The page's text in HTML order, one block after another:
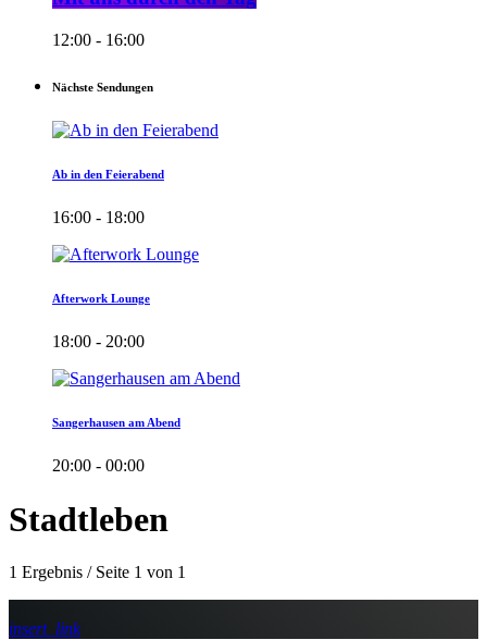
12:00 - 16:00
Nächste Sendungen
Ab in den Feierabend
16:00 - 18:00
Afterwork Lounge
18:00 - 20:00
Sangerhausen am Abend
20:00 - 00:00
Stadtleben
1 Ergebnis / Seite 1 von 1
insert_link